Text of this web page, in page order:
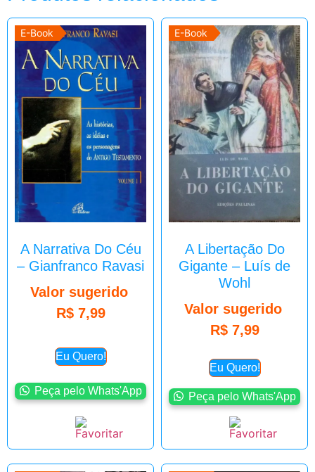
E-Book
A Narrativa Do Céu
– Gianfranco Ravasi
Valor sugerido
R$7,99
Eu Quero!
Peça pelo Whats'App
E-Book
A Libertação Do
Gigante – Luís de
Wohl
Valor sugerido
R$7,99
Eu Quero!
Peça pelo Whats'App